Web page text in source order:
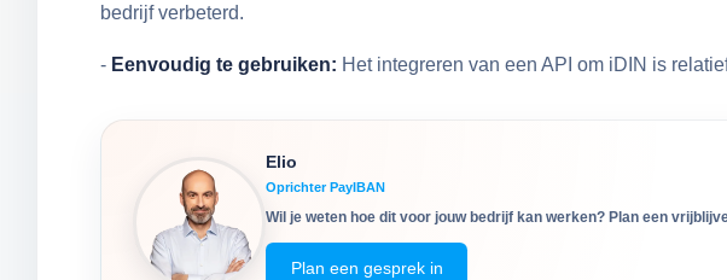
bedrijf verbeterd.
- Eenvoudig te gebruiken: Het integreren van een API om iDIN is
Elio
Oprichter PayIBAN
Wil je weten hoe dit voor jouw bedrijf kan werken? Plan een
Plan een gesprek in